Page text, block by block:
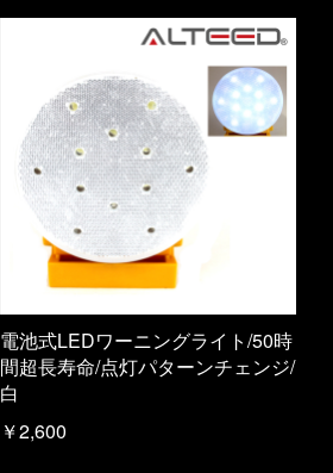
電池式LEDワーニングライト/50時
間超長寿命/点灯パターンチェンジ/
白
￥2,600